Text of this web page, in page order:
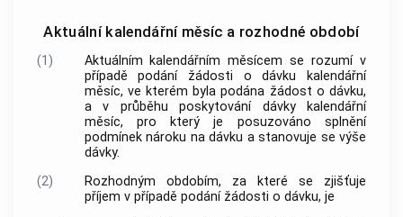
Aktuální kalendářní měsíc a rozhodné období
(1)
Aktuálním kalendářním měsícem se rozumí v
případě podání žádosti o dávku kalendářní
měsíc, ve kterém byla podána žádost o dávku,
a v průběhu poskytování dávky kalendářní
měsíc, pro který je posuzováno splnění
podmínek nároku na dávku a stanovuje se výše
dávky.
(2)
Rozhodným obdobím, za které se zjišťuje
příjem v případě podání žádosti o dávku, je